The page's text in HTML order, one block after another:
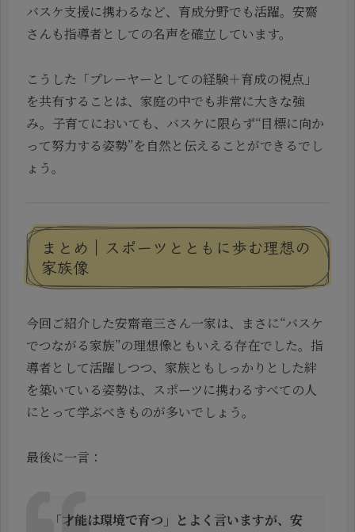
バスケ支援に携わるなど、育成分野でも活躍。安齋
さんも指導者としての名声を確立しています。
こうした「プレーヤーとしての経験＋育成の視点」
を共有することは、家庭の中でも非常に大きな強
み。子育てにおいても、バスケに限らず“目標に向か
って努力する姿勢”を自然と伝えることができるでし
ょう。
まとめ｜スポーツとともに歩む理想の
家族像
今回ご紹介した安齋竜三さん一家は、まさに“バスケ
でつながる家族”の理想像ともいえる存在でした。指
導者として活躍しつつ、家族ともしっかりとした絆
を築いている姿勢は、スポーツに携わるすべての人
にとって学ぶべきものが多いでしょう。
最後に一言：
「才能は環境で育つ」とよく言いますが、安